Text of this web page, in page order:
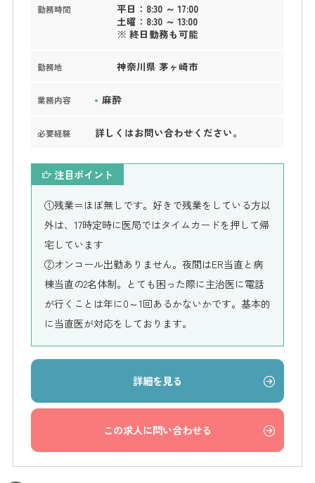
勤務時間
平日：8:30 ～ 17:00
土曜：8:30 ～ 13:00
※ 終日勤務も可能
勤務地 神奈川県 茅ヶ崎市
業務内容 麻酔
必要経験 詳しくはお問い合わせください。
注目ポイント
①残業＝ほぼ無しです。好きで残業をしている方以
外は、17時定時に医局ではタイムカードを押して帰
宅しています
②オンコール出勤ありません。夜間はER当直と病
棟当直の2名体制。とても困った際に主治医に電話
が行くことは年に0～1回あるかないかです。基本的
に当直医が対応をしております。
詳細を見る
この求人に問い合わせる